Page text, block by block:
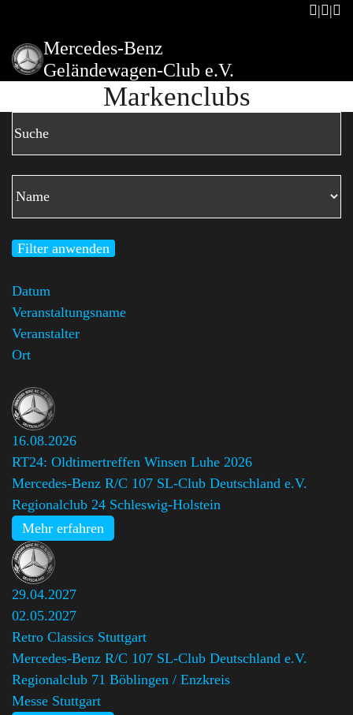
Mercedes-Benz
Geländewagen-Club e.V.
Markenclubs
Filter anwenden
Datum
Veranstaltungsname
Veranstalter
Ort
16.08.2026
RT24: Oldtimertreffen Winsen Luhe 2026
Mercedes-Benz R/C 107 SL-Club Deutschland e.V.
Regionalclub 24 Schleswig-Holstein
Mehr erfahren
29.04.2027
02.05.2027
Retro Classics Stuttgart
Mercedes-Benz R/C 107 SL-Club Deutschland e.V.
Regionalclub 71 Böblingen / Enzkreis
Messe Stuttgart